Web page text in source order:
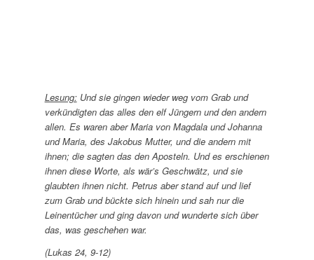
Lesung:Und sie gingen wieder weg vom Grab und
verkündigten das alles den elf Jüngern und den andern
allen. Es waren aber Maria von Magdala und Johanna
und Maria, des Jakobus Mutter, und die andern mit
ihnen; die sagten das den Aposteln. Und es erschienen
ihnen diese Worte, als wär’s Geschwätz, und sie
glaubten ihnen nicht. Petrus aber stand auf und lief
zum Grab und bückte sich hinein und sah nur die
Leinentücher und ging davon und wunderte sich über
das, was geschehen war.
(Lukas 24, 9-12)